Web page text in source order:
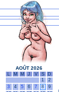
AOÛT 2026
L M M J V S
D
1
2
3
4 5 6 7 8
9